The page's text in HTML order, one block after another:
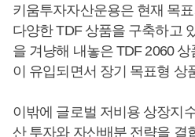
키움투자자산운용은 현재 목
다양한 TDF 상품을 구축하고
을 겨냥해 내놓은 TDF 2060
이 유입되면서 장기 목표형 상
이밖에 글로벌 저비용 상장지
산 투자와 자산배분 전략을 결